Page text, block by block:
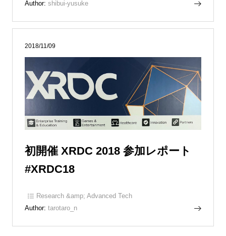
Author: shibui-yusuke
2018/11/09
初開催 XRDC 2018 参加レポート
#XRDC18
Research &amp; Advanced Tech
Author: tarotaro_n